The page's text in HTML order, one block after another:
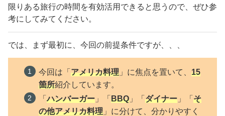
限りある旅行の時間を有効活用できると思うので、ぜひ参
考にしてみてください。
では、まず最初に、今回の前提条件ですが、、、
今回は「アメリカ料理 」に焦点を置いて、15
箇所紹介しています。
「ハンバーガー 」「BBQ 」「ダイナー 」「そ
の他アメリカ料理 」に分けて、分かりやすく